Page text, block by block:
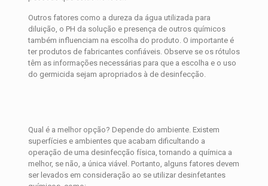
Outros fatores como a dureza da água utilizada para
diluição, o PH da solução e presença de outros químicos
também influenciam na escolha do produto. O importante é
ter produtos de fabricantes confiáveis. Observe se os rótulos
têm as informações necessárias para que a escolha e o uso
do germicida sejam apropriados à de desinfecção.
Qual é a melhor opção? Depende do ambiente. Existem
superfícies e ambientes que acabam dificultando a
operação de uma desinfecção física, tornando a química a
melhor, se não, a única viável. Portanto, alguns fatores devem
ser levados em consideração ao se utilizar desinfetantes